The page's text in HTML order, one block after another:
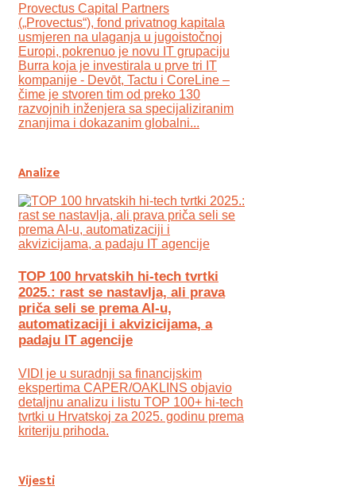
Provectus Capital Partners
(„Provectus“), fond privatnog kapitala
usmjeren na ulaganja u jugoistočnoj
Europi, pokrenuo je novu IT grupaciju
Burra koja je investirala u prve tri IT
kompanije - Devōt, Tactu i CoreLine –
čime je stvoren tim od preko 130
razvojnih inženjera sa specijaliziranim
znanjima i dokazanim globalni...
Analize
TOP 100 hrvatskih hi-tech tvrtki
2025.: rast se nastavlja, ali prava
priča seli se prema AI-u,
automatizaciji i akvizicijama, a
padaju IT agencije
VIDI je u suradnji sa financijskim
ekspertima CAPER/OAKLINS objavio
detaljnu analizu i listu TOP 100+ hi-tech
tvrtki u Hrvatskoj za 2025. godinu prema
kriteriju prihoda.
Vijesti